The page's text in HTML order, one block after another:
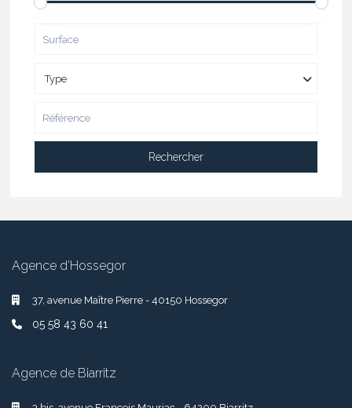
Type
Rechercher
Agence d’Hossegor
37, avenue Maître Pierre - 40150 Hossegor
05 58 43 60 41
Agence de Biarritz